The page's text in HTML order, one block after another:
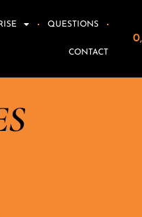
QUESTIONS
CONTACT